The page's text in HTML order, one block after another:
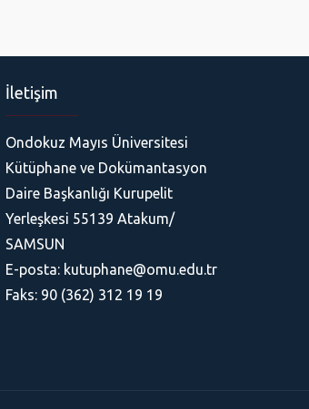
İletişim
Ondokuz Mayıs Üniversitesi
Kütüphane ve Dokümantasyon
Daire Başkanlığı Kurupelit
Yerleşkesi 55139 Atakum/
SAMSUN
E-posta: kutuphane@omu.edu.tr
Faks: 90 (362) 312 19 19